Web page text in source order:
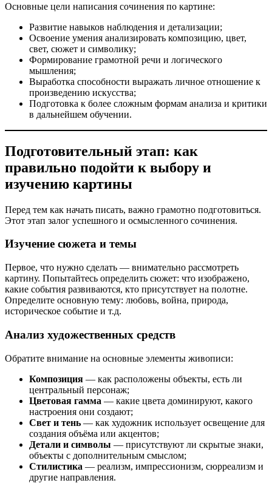
Основные цели написания сочинения по картине:
Развитие навыков наблюдения и детализации;
Освоение умения анализировать композицию, цвет,
свет, сюжет и символику;
Формирование грамотной речи и логического
мышления;
Выработка способности выражать личное отношение к
произведению искусства;
Подготовка к более сложным формам анализа и критики
в дальнейшем обучении.
Подготовительный этап: как
правильно подойти к выбору и
изучению картины
Перед тем как начать писать, важно грамотно подготовиться.
Этот этап залог успешного и осмысленного сочинения.
Изучение сюжета и темы
Первое, что нужно сделать — внимательно рассмотреть
картину. Попытайтесь определить сюжет: что изображено,
какие события развиваются, кто присутствует на полотне.
Определите основную тему: любовь, война, природа,
историческое событие и т.д.
Анализ художественных средств
Обратите внимание на основные элементы живописи:
Композиция — как расположены объекты, есть ли
центральный персонаж;
Цветовая гамма — какие цвета доминируют, какого
настроения они создают;
Свет и тень — как художник использует освещение для
создания объёма или акцентов;
Детали и символы — присутствуют ли скрытые знаки,
объекты с дополнительным смыслом;
Стилистика — реализм, импрессионизм, сюрреализм и
другие направления.